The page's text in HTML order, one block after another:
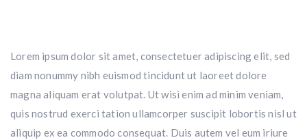
Lorem ipsum dolor sit amet, consectetuer adipiscing elit, sed
diam nonummy nibh euismod tincidunt ut laoreet dolore
magna aliquam erat volutpat. Ut wisi enim ad minim veniam,
quis nostrud exerci tation ullamcorper suscipit lobortis nisl ut
aliquip ex ea commodo consequat. Duis autem vel eum iriure